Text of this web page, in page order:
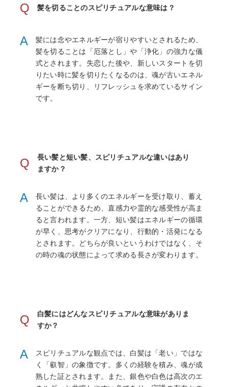
Q 髪を切ることのスピリチュアルな意味は？
A
髪には念やエネルギーが宿りやすいとされるため、
髪を切ることは「厄落とし」や「浄化」の強力な儀
式とされます。失恋した後や、新しいスタートを切
りたい時に髪を切りたくなるのは、魂が古いエネル
ギーを断ち切り、リフレッシュを求めているサイン
です。
Q
長い髪と短い髪、スピリチュアルな違いはあり
ますか？
A
長い髪は、より多くのエネルギーを受け取り、蓄え
ることができるため、直感力や霊的な感受性が高ま
ると言われます。一方、短い髪はエネルギーの循環
が早く、思考がクリアになり、行動的・活発になる
とされます。どちらが良いというわけではなく、そ
の時の魂の状態によって求める長さが変わります。
Q
白髪にはどんなスピリチュアルな意味がありま
すか？
A
スピリチュアルな観点では、白髪は「老い」ではな
く「叡智」の象徴です。多くの経験を積み、魂が成
熟した証とされます。また、銀色や白色は高次のエ